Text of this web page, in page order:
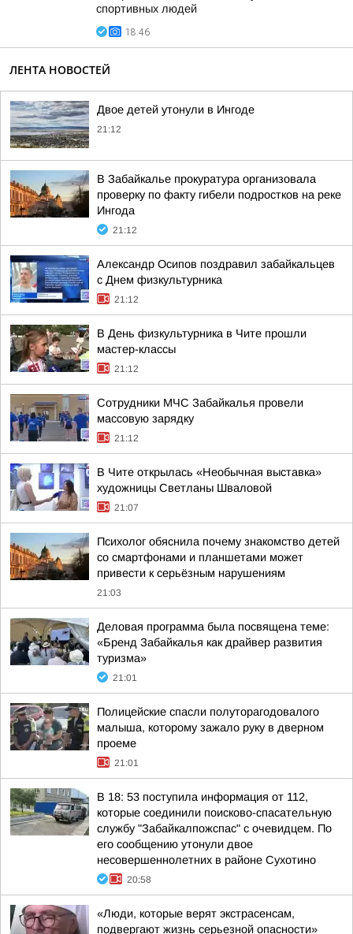
спортивных людей
18:46
ЛЕНТА НОВОСТЕЙ
Двое детей утонули в Ингоде
21:12
В Забайкалье прокуратура организовала
проверку по факту гибели подростков на реке
Ингода
21:12
Александр Осипов поздравил забайкальцев
с Днем физкультурника
21:12
В День физкультурника в Чите прошли
мастер-классы
21:12
Сотрудники МЧС Забайкалья провели
массовую зарядку
21:12
В Чите открылась «Необычная выставка»
художницы Светланы Шваловой
21:07
Психолог обяснила почему знакомство детей
со смартфонами и планшетами может
привести к серьёзным нарушениям
21:03
Деловая программа была посвящена теме:
«Бренд Забайкалья как драйвер развития
туризма»
21:01
Полицейские спасли полуторагодовалого
малыша, которому зажало руку в дверном
проеме
21:01
В 18: 53 поступила информация от 112,
которые соединили поисково-спасательную
службу "Забайкалпожспас" с очевидцем. По
его сообщению утонули двое
несовершеннолетних в районе Сухотино
20:58
«Люди, которые верят экстрасенсам,
подвергают жизнь серьезной опасности»